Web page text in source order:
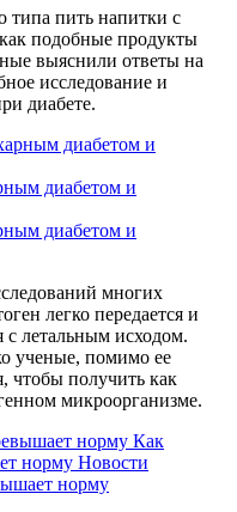
типа пить напитки с
подобные продукты
выяснили ответы на
исследование и
диабете.
диабетом и
диабетом и
многих
легко передается и
летальным исходом.
ученые, помимо ее
чтобы получить как
микроорганизме.
Как
норму Новости
норму